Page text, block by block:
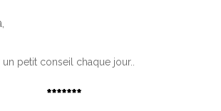
petit conseil chaque jour..
*******